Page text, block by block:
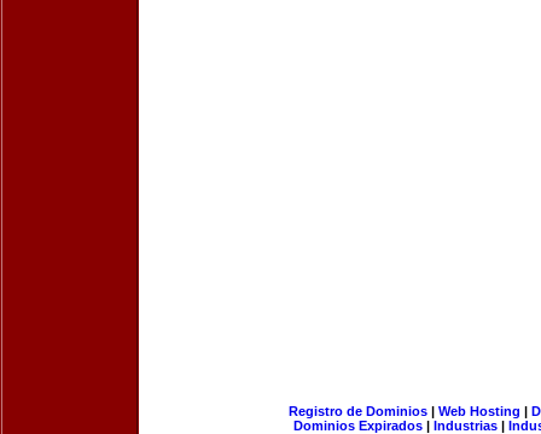
Registro de Dominios| Web Hosting |
Dominios Expirados | Industrias |